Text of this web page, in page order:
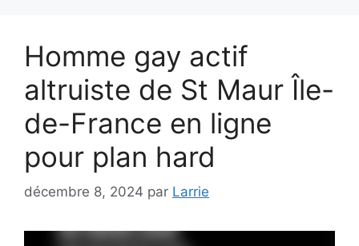
Homme gay actif
altruiste de St Maur Île-
de-France en ligne
pour plan hard
décembre 8, 2024 par Larrie